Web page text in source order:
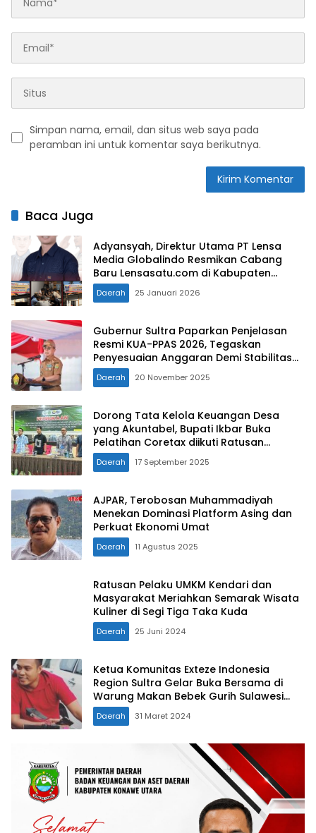
Simpan nama, email, dan situs web saya pada
peramban ini untuk komentar saya berikutnya.
Baca Juga
Adyansyah, Direktur Utama PT Lensa
Media Globalindo Resmikan Cabang
Baru Lensasatu.com di Kabupaten
Kolaka Timur
Daerah 25 Januari 2026
Gubernur Sultra Paparkan Penjelasan
Resmi KUA-PPAS 2026, Tegaskan
Penyesuaian Anggaran Demi Stabilitas
Fiskal Daerah
Daerah 20 November 2025
Dorong Tata Kelola Keuangan Desa
yang Akuntabel, Bupati Ikbar Buka
Pelatihan Coretax diikuti Ratusan
Aparatur Desa Konut
Daerah 17 September 2025
AJPAR, Terobosan Muhammadiyah
Menekan Dominasi Platform Asing dan
Perkuat Ekonomi Umat
Daerah 11 Agustus 2025
Ratusan Pelaku UMKM Kendari dan
Masyarakat Meriahkan Semarak Wisata
Kuliner di Segi Tiga Taka Kuda
Daerah 25 Juni 2024
Ketua Komunitas Exteze Indonesia
Region Sultra Gelar Buka Bersama di
Warung Makan Bebek Gurih Sulawesi
Kendari
Daerah 31 Maret 2024